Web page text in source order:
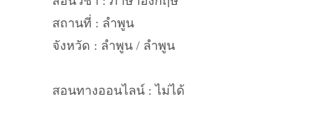
สถานที่ : ลำพูน
จังหวัด : ลำพูน / ลำพูน
สอนทางออนไลน์ : ไม่ได้